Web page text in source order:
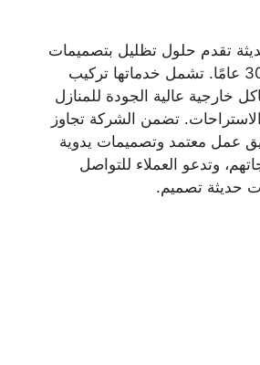
تقدم حلول تظليل بتصميمات
مخصصة لأكثر من 30 عامًا. تشمل خدماتها تركيب
خارجية عالية الجودة للمنازل
تضمن الشركة تجاوز
عمل معتمد وتصميمات يدوية
وتدعو العملاء للتواصل
حديثة تصميم.